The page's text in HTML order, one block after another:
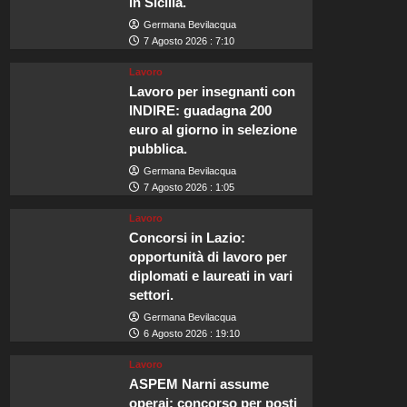
Germana Bevilacqua
7 Agosto 2026 : 7:10
Lavoro
Lavoro per insegnanti con
INDIRE: guadagna 200
euro al giorno in selezione
pubblica.
Germana Bevilacqua
7 Agosto 2026 : 1:05
Lavoro
Concorsi in Lazio:
opportunità di lavoro per
diplomati e laureati in vari
settori.
Germana Bevilacqua
6 Agosto 2026 : 19:10
Lavoro
ASPEM Narni assume
operai: concorso per posti